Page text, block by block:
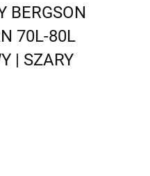
BERGSON
70L-80L
| SZARY